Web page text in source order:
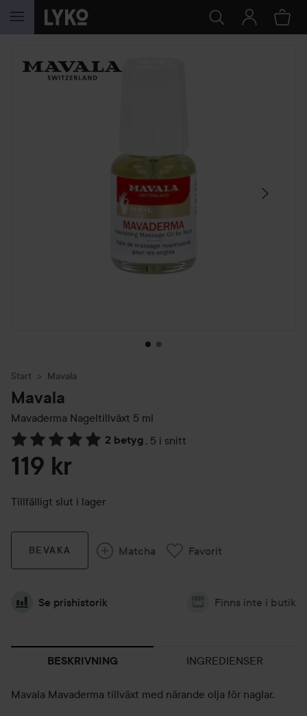
HOPPA TILL INNEHÅLLET
HOPPA ÖVER SEKTIONEN
Start Mavala
Mavala
Mavaderma Nageltillväxt 5 ml
2 betyg , 5 i snitt
Hoppa till Betyg & kommentarer
119 kr
Tillfälligt slut i lager
BEVAKA Matcha Favorit
Se prishistorik Finns inte i butik
BESKRIVNING INGREDIENSER
Mavala Mavaderma tillväxt med närande olja för naglar.